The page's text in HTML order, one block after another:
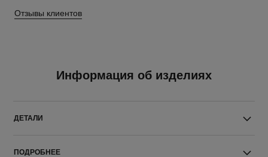
Отзывы клиентов
Информация об изделиях
ДЕТАЛИ
ПОДРОБНЕЕ